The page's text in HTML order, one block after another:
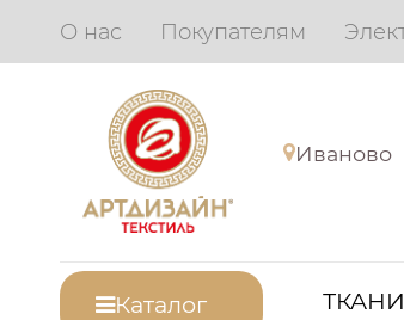
О нас Покупателям
Иваново
Каталог ТКАНИ